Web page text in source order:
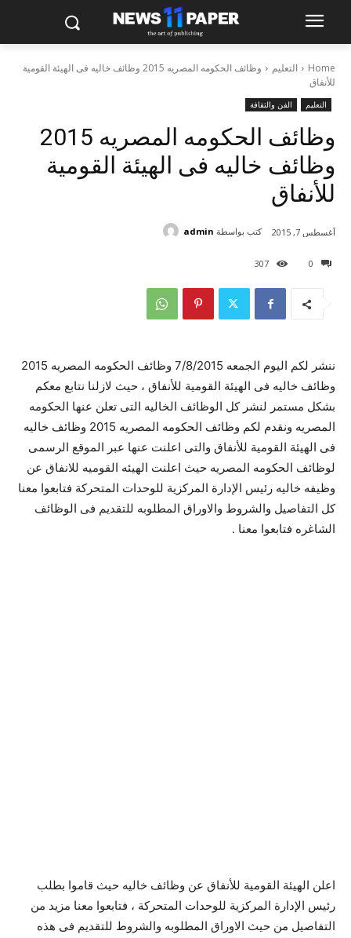
Home التعليم
وظائف الحكومه المصريه 2015 وظائف خاليه فى الهيئة القومية
للأنفاق
التعليم الفن والثقافة
وظائف الحكومه المصريه 2015
وظائف خاليه فى الهيئة القومية
للأنفاق
0
307
أغسطس 7, 2015 كتب بواسطة admin
ننشر لكم اليوم الجمعه 7/8/2015 وظائف الحكومه المصريه 2015
وظائف خاليه فى الهيئة القومية للأنفاق ، حيث لازلنا نتابع معكم
بشكل مستمر لنشر كل الوظائف الخاليه التى تعلن عنها الحكومه
المصريه ونقدم لكم وظائف الحكومه المصريه 2015 وظائف خاليه
فى الهيئة القومية للأنفاق والتى اعلنت عنها عبر الموقع الرسمى
لوظائف الحكومه المصريه حيث اعلنت الهيئه القوميه للانفاق عن
وظيفه خاليه رئيس الإدارة المركزية للوحدات المتحركة فتابعوا معنا
كل التفاصيل والشروط والاوراق المطلوبه للتقديم فى الوظائف
الشاغره فتابعوا معنا .
اعلن الهيئة القومية للأنفاق عن وظائف خاليه حيث قاموا بطلب
رئيس الإدارة المركزية للوحدات المتحركة ، فتابعوا معنا مزيد من
التفاصيل من حيث الاوراق المطلوبه والشروط للتقديم فى هذه